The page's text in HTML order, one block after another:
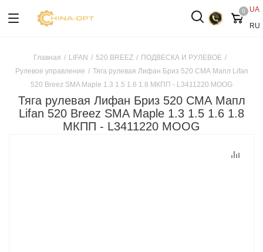
UA
RU
0
Главная / LIFAN / 520 BREEZ / ПОДВЕСКА И РУЛЕВОЕ /
Рулевое управление / Тяга рулевая Лифан Бриз 520 СМА Мапл Lifan
520 Breez SMA Maple 1.3 1.5 1.6 1.8 МКПП - L3411220 MOOG
Тяга рулевая Лифан Бриз 520 СМА Мапл
Lifan 520 Breez SMA Maple 1.3 1.5 1.6 1.8
МКПП - L3411220 MOOG